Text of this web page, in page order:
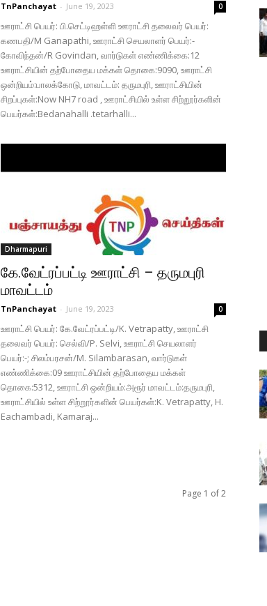
TnPanchayat - June 19, 2023 0
ஊராட்சி பெயர்: பி.செட்டிஹள்ளி ஊராட்சி தலைவர் பெயர்:
கணபதி/M Ganapathi, ஊராட்சி செயலாளர் பெயர்:-
கோவிந்தன்/R Govindan, வார்டுகள் எண்ணிக்கை:12
ஊராட்சியின் தற்போதைய மக்கள் தொகை:9090, ஊராட்சி
ஒன்றியம்:பாலக்கோடு, மாவட்டம்: தருமபுரி, ஊராட்சியின்
சிறப்புகள்:Now NH7 road , ஊராட்சியில் உள்ள சிற்றூர்களின்
பெயர்கள்:Bedanahalli .tetarhalli...
Dharmapuri
கே.வேட்ரப்பட்டி ஊராட்சி – தருமபுரி
மாவட்டம்
TnPanchayat - June 19, 2023 0
ஊராட்சி பெயர்: கே.வேட்ரப்பட்டி/K. Vetrapatty, ஊராட்சி
தலைவர் பெயர்: செல்வி/P. Selvi, ஊராட்சி செயலாளர்
பெயர்:-; சிலம்பரசன்/M. Silambarasan, வார்டுகள்
எண்ணிக்கை:09 ஊராட்சியின் தற்போதைய மக்கள்
தொகை:5312, ஊராட்சி ஒன்றியம்:அரூர் மாவட்டம்:தருமபுரி,
ஊராட்சியில் உள்ள சிற்றூர்களின் பெயர்கள்:K. Vetrapatty, H.
Eachambadi, Kamaraj...
Page 1 of 2